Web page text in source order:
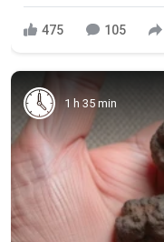
475 105
1 h 35 min